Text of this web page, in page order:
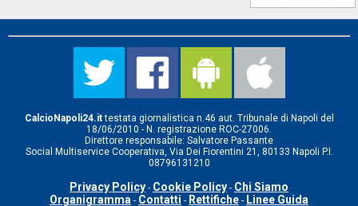
CalcioNapoli24.ittestata giornalistica n.46 aut. Tribunale di Napoli del
18/06/2010 - N. registrazione ROC-27006.
Direttore responsabile: Salvatore Passante
Social Multiservice Cooperativa, Via Dei Fiorentini 21, 80133 Napoli P.I.
08796131210
Privacy Policy - Cookie Policy - Chi Siamo
Organigramma - Contatti - Rettifiche - Linee Guida